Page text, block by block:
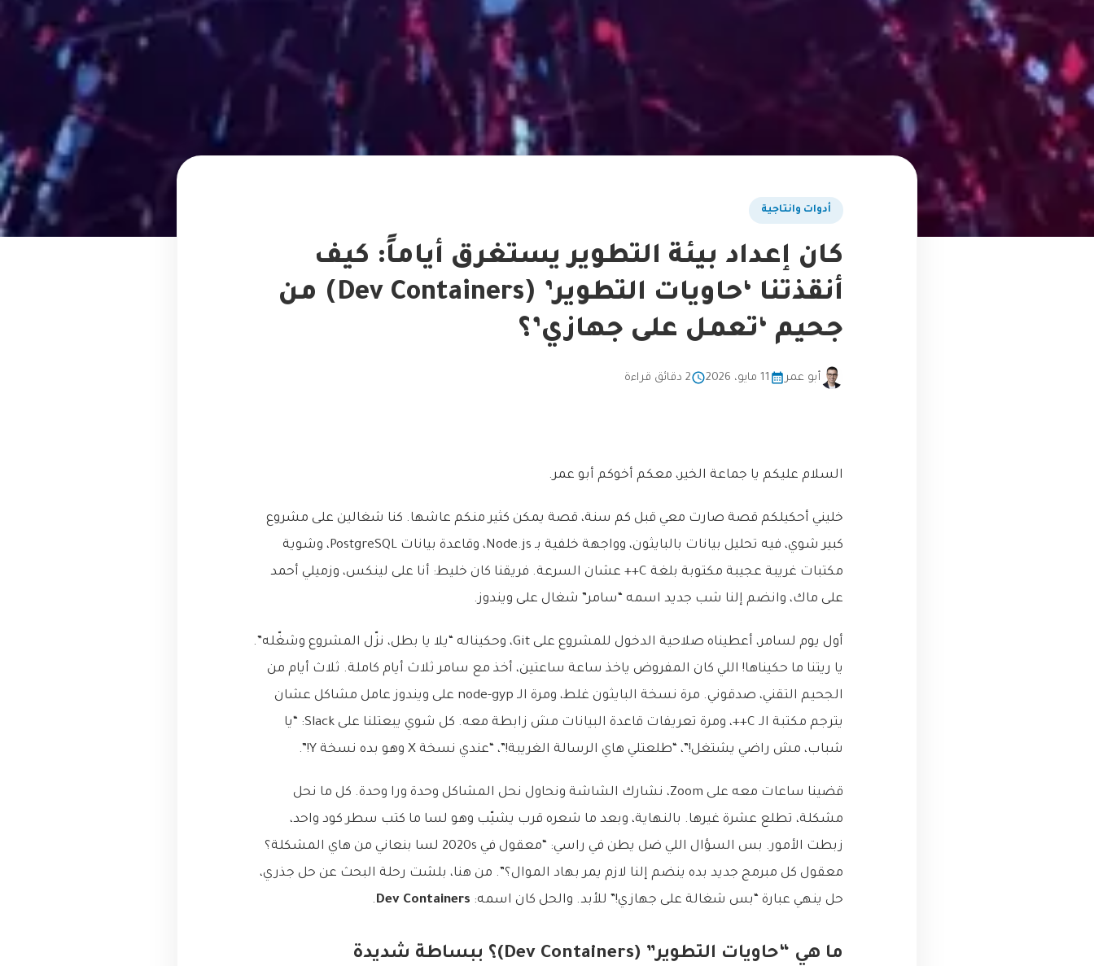
أدوات وانتاجية
كان إعداد بيئة التطوير يستغرق أياماً: كيف
أنقذتنا ‘حاويات التطوير’ (Dev Containers) من
جحيم ‘تعمل على جهازي’؟
أبو عمر 11 مايو، 2026 2 دقائق قراءة
السلام عليكم يا جماعة الخير، معكم أخوكم أبو عمر.
خليني أحكيلكم قصة صارت معي قبل كم سنة، قصة يمكن كثير منكم عاشها. كنا شغالين على مشروع
كبير شوي، فيه تحليل بيانات بالبايثون، وواجهة خلفية بـ Node.js، وقاعدة بيانات PostgreSQL، وشوية
مكتبات غريبة عجيبة مكتوبة بلغة C++ عشان السرعة. فريقنا كان خليط: أنا على لينكس، وزميلي أحمد
على ماك، وانضم إلنا شب جديد اسمه “سامر” شغال على ويندوز.
أول يوم لسامر، أعطيناه صلاحية الدخول للمشروع على Git، وحكيناله “يلا يا بطل، نزّل المشروع وشغّله”.
يا ريتنا ما حكيناها! اللي كان المفروض ياخذ ساعة ساعتين، أخذ مع سامر ثلاث أيام كاملة. ثلاث أيام من
الجحيم التقني، صدقوني. مرة نسخة البايثون غلط، ومرة الـ node-gyp على ويندوز عامل مشاكل عشان
يترجم مكتبة الـ C++، ومرة تعريفات قاعدة البيانات مش زابطة معه. كل شوي يبعتلنا على Slack: “يا
شباب، مش راضي يشتغل!”، “طلعتلي هاي الرسالة الغريبة!”، “عندي نسخة X وهو بده نسخة Y!”.
قضينا ساعات معه على Zoom، نشارك الشاشة ونحاول نحل المشاكل وحدة ورا وحدة. كل ما نحل
مشكلة، تطلع عشرة غيرها. بالنهاية، وبعد ما شعره قرب يشيّب وهو لسا ما كتب سطر كود واحد،
زبطت الأمور. بس السؤال اللي ضل يطن في راسي: “معقول في 2020s لسا بنعاني من هاي المشكلة؟
معقول كل مبرمج جديد بده ينضم إلنا لازم يمر بهاد الموال؟”. من هنا، بلشت رحلة البحث عن حل جذري،
حل ينهي عبارة “بس شغالة على جهازي!” للأبد. والحل كان اسمه: Dev Containers
.
ما هي “حاويات التطوير” (Dev Containers)؟ ببساطة شديدة